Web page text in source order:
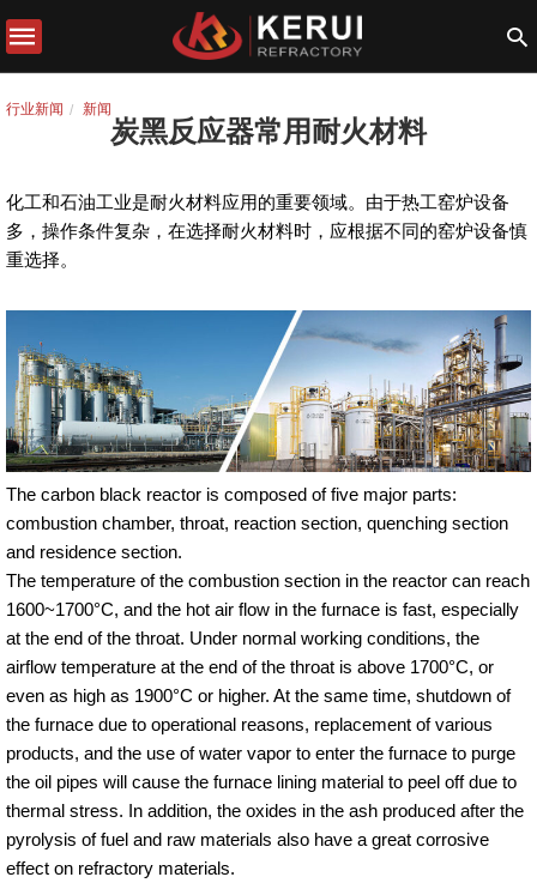
行业新闻 新闻
炭黑反应器常用耐火材料
化工和石油工业是耐火材料应用的重要领域。由于热工窑炉设备
多，操作条件复杂，在选择耐火材料时，应根据不同的窑炉设备慎
重选择。
The carbon black reactor is composed of five major parts:
combustion chamber, throat, reaction section, quenching section
and residence section.
The temperature of the combustion section in the reactor can reach
1600~1700°C, and the hot air flow in the furnace is fast, especially
at the end of the throat. Under normal working conditions, the
airflow temperature at the end of the throat is above 1700°C, or
even as high as 1900°C or higher. At the same time, shutdown of
the furnace due to operational reasons, replacement of various
products, and the use of water vapor to enter the furnace to purge
the oil pipes will cause the furnace lining material to peel off due to
thermal stress. In addition, the oxides in the ash produced after the
pyrolysis of fuel and raw materials also have a great corrosive
effect on refractory materials.